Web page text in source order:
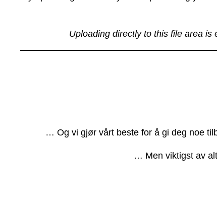
Uploading directly to this file area is
… Og vi gjør vårt beste for å gi deg noe
… Men viktigst av